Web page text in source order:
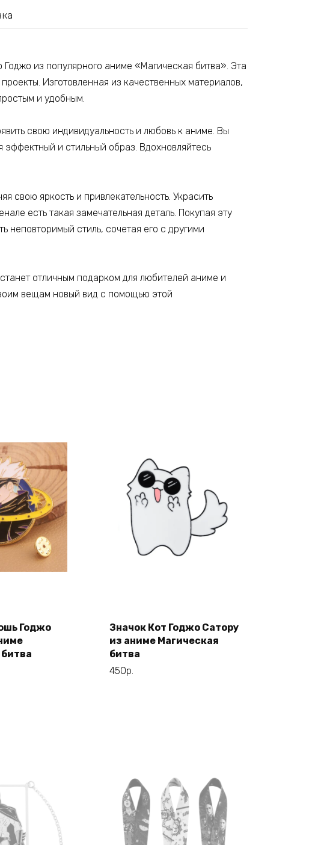
битва
из популярного аниме «Магическая битва». Эта
Изготовленная из качественных материалов,
и удобным.
свою индивидуальность и любовь к аниме. Вы
и стильный образ. Вдохновляйтесь
свою яркость и привлекательность. Украсить
есть такая замечательная деталь. Покупая эту
неповторимый стиль, сочетая его с другими
отличным подарком для любителей аниме и
вещам новый вид с помощью этой
имеет
несколько
вариаций.
Годжо
В корзину
Значок Кот Годжо Сатору
из аниме Магическая
битва
450р.